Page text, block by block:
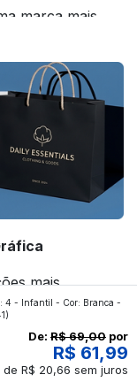
marca mais
mais
Então,
para você!
4 - Infantil - Cor: Branca -
De: R$ 69,00 por
R$ 61,99
de R$ 20,66 sem juros